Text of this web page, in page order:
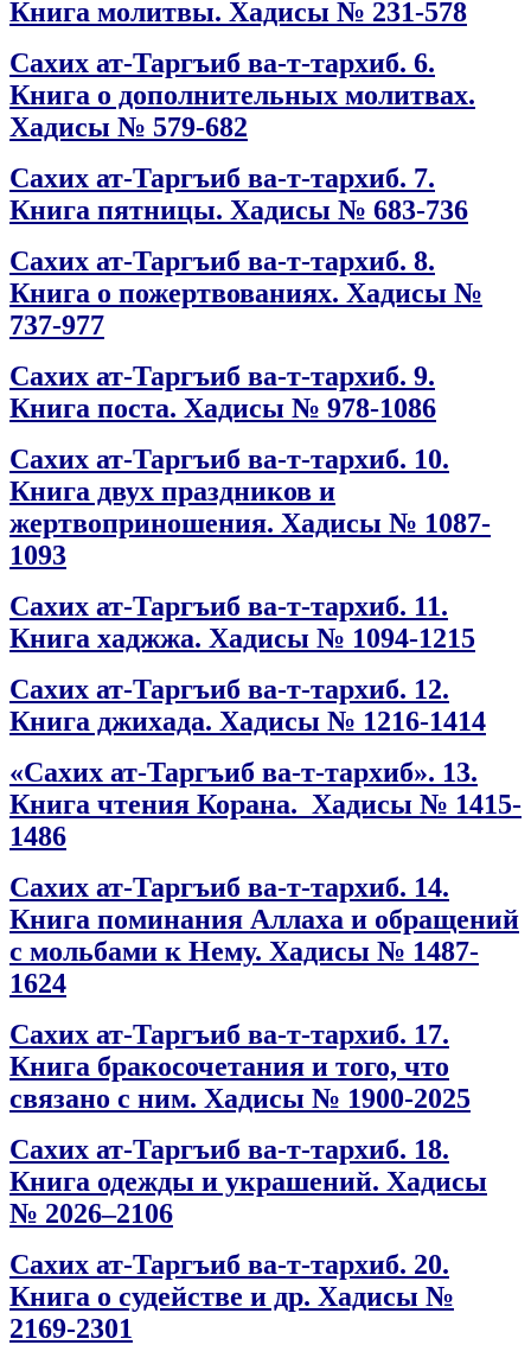
Книга молитвы. Хадисы № 231-578
Сахих ат-Таргъиб ва-т-тархиб. 6.
Книга о дополнительных молитвах.
Хадисы № 579-682
Сахих ат-Таргъиб ва-т-тархиб. 7.
Книга пятницы. Хадисы № 683-736
Сахих ат-Таргъиб ва-т-тархиб. 8.
Книга о пожертвованиях. Хадисы №
737-977
Сахих ат-Таргъиб ва-т-тархиб. 9.
Книга поста. Хадисы № 978-1086
Сахих ат-Таргъиб ва-т-тархиб. 10.
Книга двух праздников и
жертвоприношения. Хадисы № 1087-
1093
Сахих ат-Таргъиб ва-т-тархиб. 11.
Книга хаджжа. Хадисы № 1094-1215
Сахих ат-Таргъиб ва-т-тархиб. 12.
Книга джихада. Хадисы № 1216-1414
«Сахих ат-Таргъиб ва-т-тархиб». 13.
Книга чтения Корана. Хадисы № 1415-
1486
Сахих ат-Таргъиб ва-т-тархиб. 14.
Книга поминания Аллаха и обращений
с мольбами к Нему. Хадисы № 1487-
1624
Сахих ат-Таргъиб ва-т-тархиб. 17.
Книга бракосочетания и того, что
связано с ним. Хадисы № 1900-2025
Сахих ат-Таргъиб ва-т-тархиб. 18.
Книга одежды и украшений. Хадисы
№ 2026–2106
Сахих ат-Таргъиб ва-т-тархиб. 20.
Книга о судействе и др. Хадисы №
2169-2301